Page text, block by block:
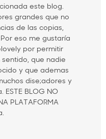
este blog.
grandes que no
de las copias,
eso me gustaría
por permitir
que nadie
y que ademas
dise;adores y
BLOG NO
PLATAFORMA